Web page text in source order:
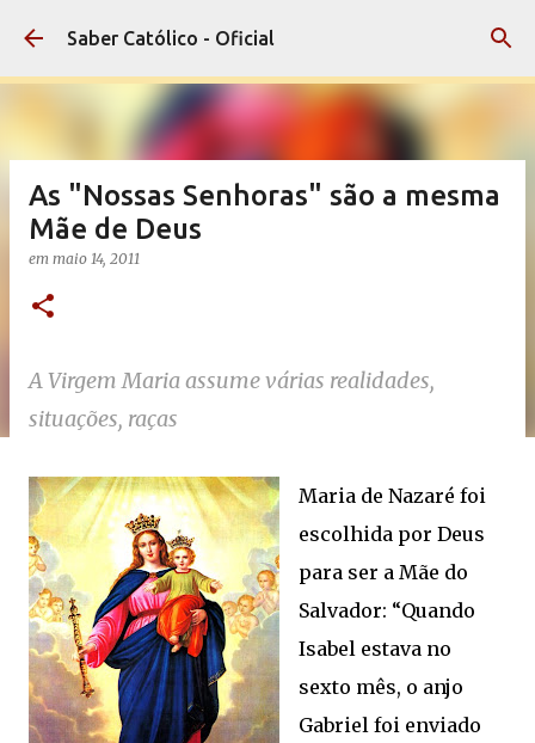
Pular para o conteúdo principal
Saber Católico - Oficial
As "Nossas Senhoras" são a mesma
Mãe de Deus
em maio 14, 2011
A Virgem Maria assume várias realidades,
situações, raças
Maria de Nazaré foi
escolhida por Deus
para ser a Mãe do
Salvador: “Quando
Isabel estava no
sexto mês, o anjo
Gabriel foi enviado